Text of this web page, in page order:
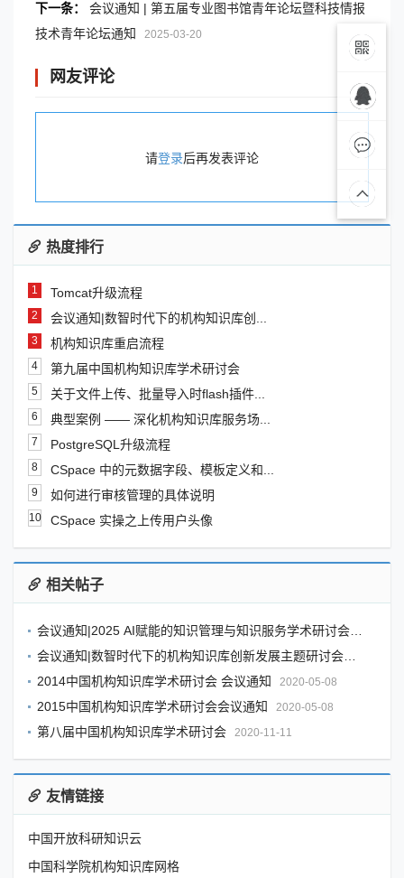
微信联
商务合作
在线留
下一条：
会议通知 | 第五届专业图书馆青年论坛暨科技情报
技术青年论坛通知
2025-03-20
网友评论
请登录后再发表评论
热度排行
1 Tomcat升级流程
2 会议通知|数智时代下的机构知识库创...
3 机构知识库重启流程
4 第九届中国机构知识库学术研讨会
5 关于文件上传、批量导入时flash插件...
6 典型案例 —— 深化机构知识库服务场...
7 PostgreSQL升级流程
8 CSpace 中的元数据字段、模板定义和...
9 如何进行审核管理的具体说明
10 CSpace 实操之上传用户头像
相关帖子
会议通知|2025 AI赋能的知识管理与知识服务学术研讨会通知（第二轮）
会议通知|数智时代下的机构知识库创新发展主题研讨会暨第十届中国机构知识库学术研讨会
2014中国机构知识库学术研讨会 会议通知
2020-05-08
2015中国机构知识库学术研讨会会议通知 2020-05-08
第八届中国机构知识库学术研讨会 2020-11-11
友情链接
中国开放科研知识云
中国科学院机构知识库网格